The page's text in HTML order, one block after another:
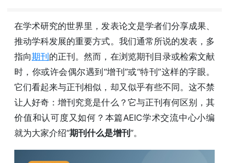
在学术研究的世界里，发表论文是学者们分享成果、
推动学科发展的重要方式。我们通常所说的发表，多
指向期刊的正刊。然而，在浏览期刊目录或检索文献
时，你或许会偶尔遇到“增刊”或“特刊”这样的字眼。
它们看起来与正刊相似，却又似乎有些不同。这不禁
让人好奇：增刊究竟是什么？它与正刊有何区别，其
价值和认可度又如何？本篇AEIC学术交流中心小编
就为大家介绍“期刊什么是增刊 ”。